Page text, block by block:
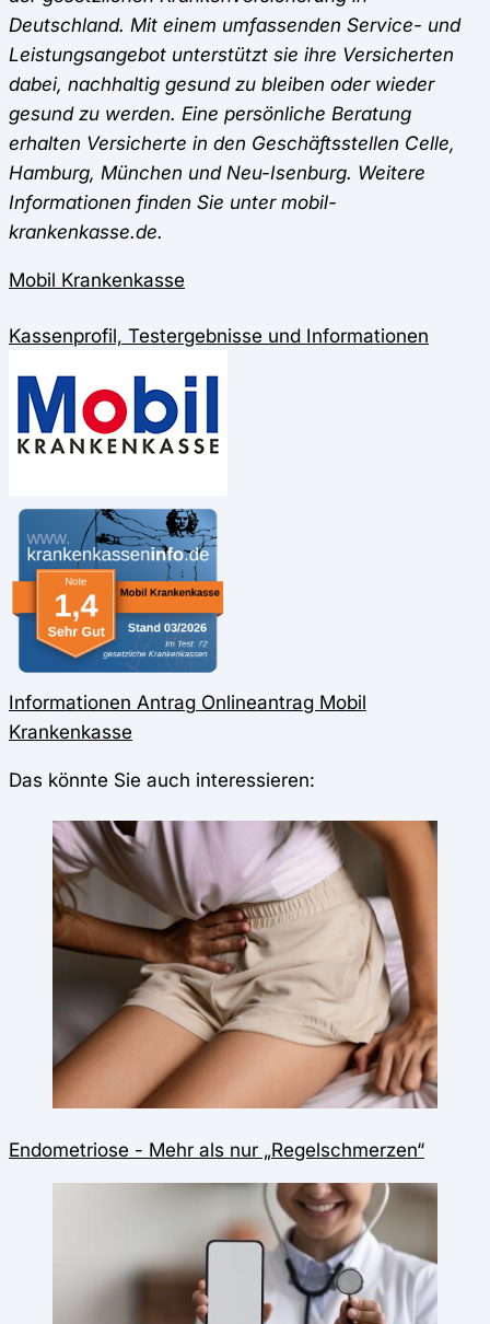
Deutschland. Mit einem umfassenden Service- und
Leistungsangebot unterstützt sie ihre Versicherten
dabei, nachhaltig gesund zu bleiben oder wieder
gesund zu werden. Eine persönliche Beratung
erhalten Versicherte in den Geschäftsstellen Celle,
Hamburg, München und Neu-Isenburg. Weitere
Informationen finden Sie unter mobil-
krankenkasse.de.
Mobil Krankenkasse
Kassenprofil, Testergebnisse und Informationen
Informationen Antrag Onlineantrag Mobil
Krankenkasse
Das könnte Sie auch interessieren:
Endometriose - Mehr als nur „Regelschmerzen“